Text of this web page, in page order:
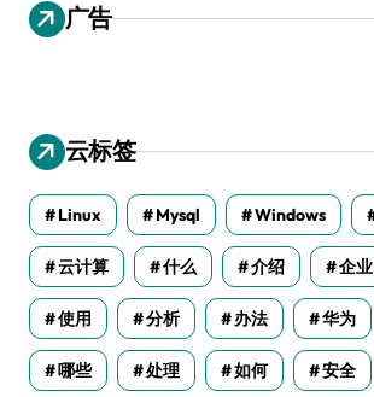
广告
云标签
Linux Mysql Windows
云计算 什么 介绍 企业
使用 分析 办法 华为
哪些 处理 如何 安全